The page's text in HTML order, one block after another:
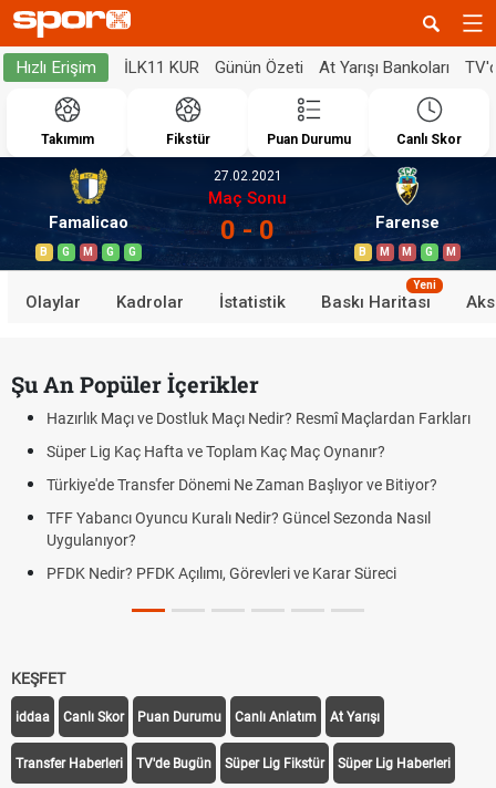
Hızlı Erişim İLK11 KUR Günün Özeti At Yarışı Bankoları
Takımım Fikstür Puan Durumu Canlı Skor
Famalicao
B G M G G
27.02.2021
Maç Sonu
0 - 0 Farense
B M M G M
Olaylar Kadrolar İstatistik Baskı Haritası
Yeni
Şu An Popüler İçerikler
Hazırlık Maçı ve Dostluk Maçı Nedir? Resmî Maçlardan Farkları
Süper Lig Kaç Hafta ve Toplam Kaç Maç Oynanır?
Türkiye'de Transfer Dönemi Ne Zaman Başlıyor ve Bitiyor?
TFF Yabancı Oyuncu Kuralı Nedir? Güncel Sezonda Nasıl
Uygulanıyor?
PFDK Nedir? PFDK Açılımı, Görevleri ve Karar Süreci
KEŞFET
iddaa Canlı Skor Puan Durumu Canlı Anlatım At Yarışı
Transfer Haberleri TV'de Bugün Süper Lig Fikstür Süper Lig Haberleri